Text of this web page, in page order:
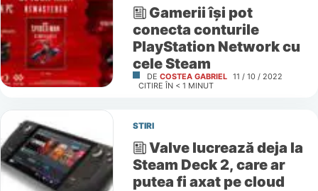
Gamerii îşi pot
conecta conturile
PlayStation Network cu
cele Steam
DE COSTEA GABRIEL 11 / 10 / 2022
CITIRE ÎN < 1 MINUT
STIRI
Valve lucrează deja la
Steam Deck 2, care ar
putea fi axat pe cloud